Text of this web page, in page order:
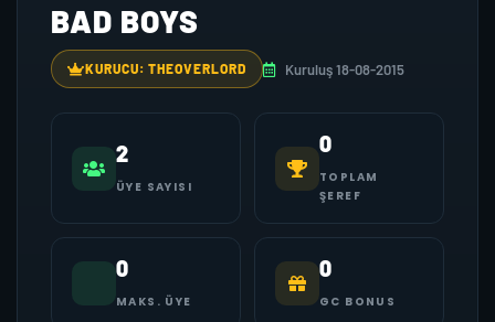
BAD BOYS
KURUCU: THEOVERLORD Kuruluş 18-08-2015
2
ÜYE SAYISI
0
TOPLAM
ŞEREF
0
MAKS. ÜYE
0
GC BONUS